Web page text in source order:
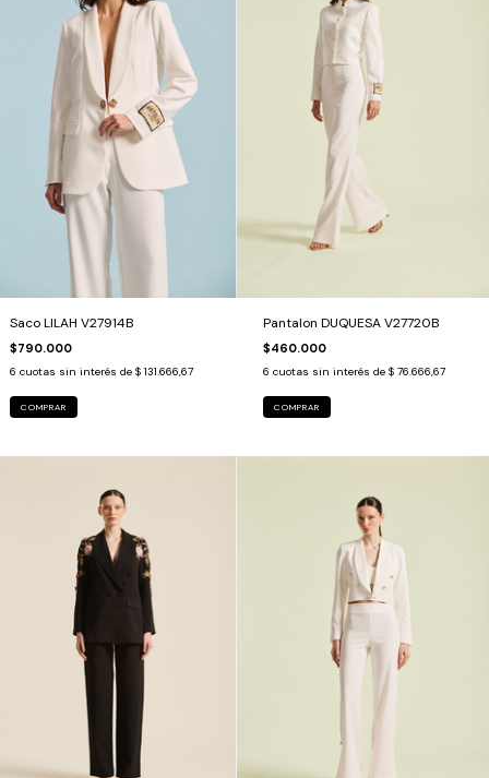
Saco LILAH V27914B
$790.000
6 cuotas sin interés de $ 131.666,67
COMPRAR
Pantalon DUQUESA V27720B
$460.000
6 cuotas sin interés de $ 76.666,67
COMPRAR